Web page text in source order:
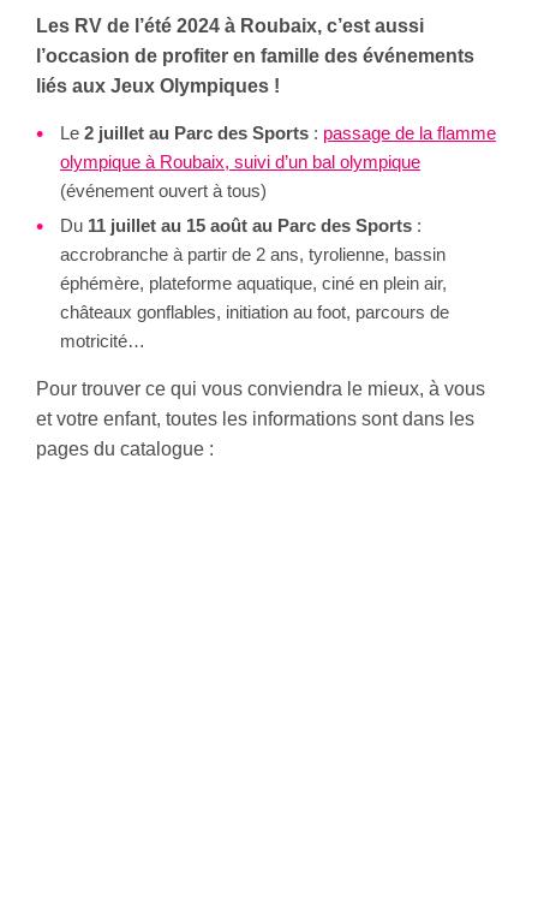
Les RV de l’été 2024 à Roubaix, c’est aussi
l’occasion de profiter en famille des événements
liés aux Jeux Olympiques !
Le 2 juillet au Parc des Sports : passage de la flamme
olympique à Roubaix, suivi d’un bal olympique
(événement ouvert à tous)
Du 11 juillet au 15 août au Parc des Sports :
accrobranche à partir de 2 ans, tyrolienne, bassin
éphémère, plateforme aquatique, ciné en plein air,
châteaux gonflables, initiation au foot, parcours de
motricité…
Pour trouver ce qui vous conviendra le mieux, à vous
et votre enfant, toutes les informations sont dans les
pages du catalogue :